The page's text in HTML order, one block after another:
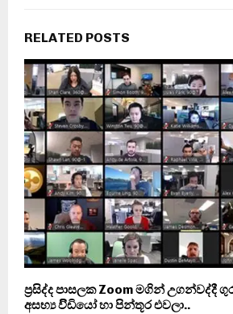
RELATED POSTS
ප‍්‍රසිද්ද පාසලක Zoom මගින් උගන්වද්දී
අසභ්‍ය විිඩියෝ හා පින්තූර එවලා..